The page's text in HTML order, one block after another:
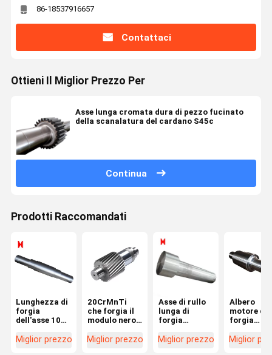
86-18537916657
Contattaci
Ottieni Il Miglior Prezzo Per
Asse lunga cromata dura di pezzo fucinato
della scanalatura del cardano S45c
Continua
Prodotti Raccomandati
Lunghezza di
forgia
dell'asse 1000
d'acciaio C45
Miglior prezzo
20CrMnTi
che forgia il
modulo nero
d'acciaio
Miglior prezzo
Asse di rullo
lunga di
forgia
dell'albero
Miglior prezzo
Albero
motore di
forgia
misura
Miglior